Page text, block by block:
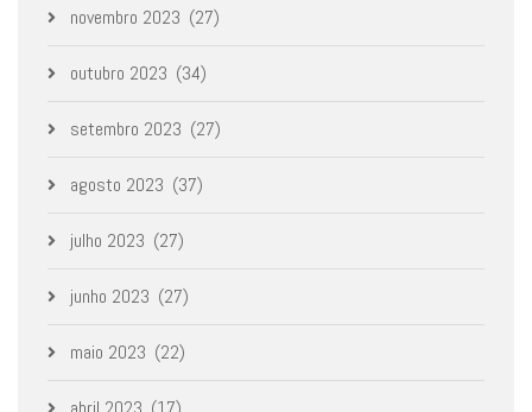
novembro 2023 (27)
outubro 2023 (34)
setembro 2023 (27)
agosto 2023 (37)
julho 2023 (27)
junho 2023 (27)
maio 2023 (22)